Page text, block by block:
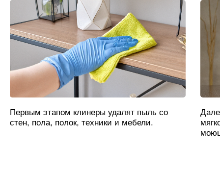
Первым этапом клинеры удалят пыль со
стен, пола, полок, техники и мебели.